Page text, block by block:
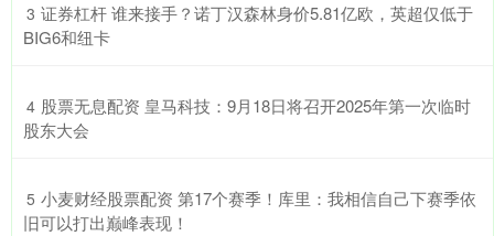
3 ​证券杠杆 谁来接手？诺丁汉森林身价5.81亿欧，英超仅低于
BIG6和纽卡
4 ​股票无息配资 皇马科技：9月18日将召开2025年第一次临时
股东大会
5 ​小麦财经股票配资 第17个赛季！库里：我相信自己下赛季依
旧可以打出巅峰表现！